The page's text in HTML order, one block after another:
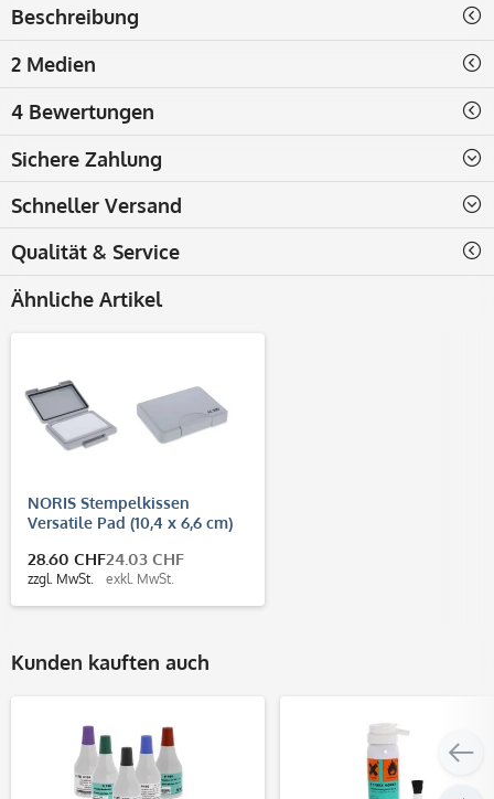
Beschreibung
2 Medien
4 Bewertungen
Sichere Zahlung
Schneller Versand
Qualität & Service
Ähnliche Artikel
NORIS Stempelkissen
Versatile Pad (10,4 x 6,6 cm)
28.60 CHF
zzgl. MwSt.
24.03 CHF
exkl. MwSt.
Kunden kauften auch